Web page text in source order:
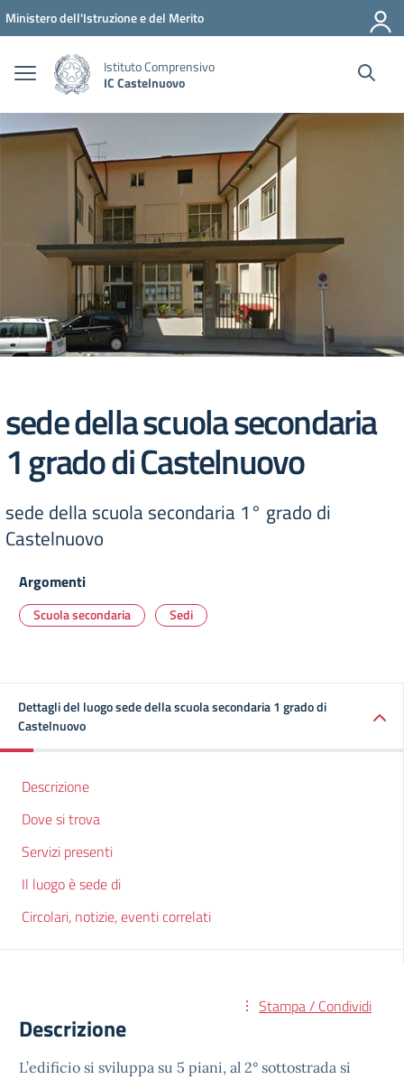
Vai ai contenuti
Vai al menu di navigazione
Vai al footer
Ministero dell'Istruzione e del Merito
Istituto Comprensivo
IC Castelnuovo
sede della scuola secondaria
1 grado di Castelnuovo
sede della scuola secondaria 1° grado di
Castelnuovo
Argomenti
Scuola secondaria Sedi
Dettagli del luogo sede della scuola secondaria 1 grado di
Castelnuovo
Descrizione
Dove si trova
Servizi presenti
Il luogo è sede di
Circolari, notizie, eventi correlati
Stampa / Condividi
Descrizione
L’edificio si sviluppa su 5 piani, al 2° sottostrada si